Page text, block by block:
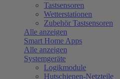
Tastsensoren
Wetterstationen
Zubehör Tastsensoren
Alle anzeigen
Smart Home Apps
Alle anzeigen
Systemgeräte
Logikmodule
Hutschienen-Netzteile